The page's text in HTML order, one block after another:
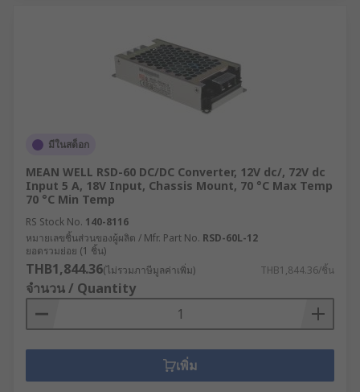
มีในสต็อก
MEAN WELL RSD-60 DC/DC Converter, 12V dc/, 72V dc
Input 5 A, 18V Input, Chassis Mount, 70 °C Max Temp
70 °C Min Temp
RS Stock No. 140-8116
หมายเลขชิ้นส่วนของผู้ผลิต / Mfr. Part No. RSD-60L-12
ยอดรวมย่อย (1 ชิ้น)
THB1,844.36(ไม่รวมภาษีมูลค่าเพิ่ม) THB1,844.36/ชิ้น
จำนวน / Quantity
เพิ่ม